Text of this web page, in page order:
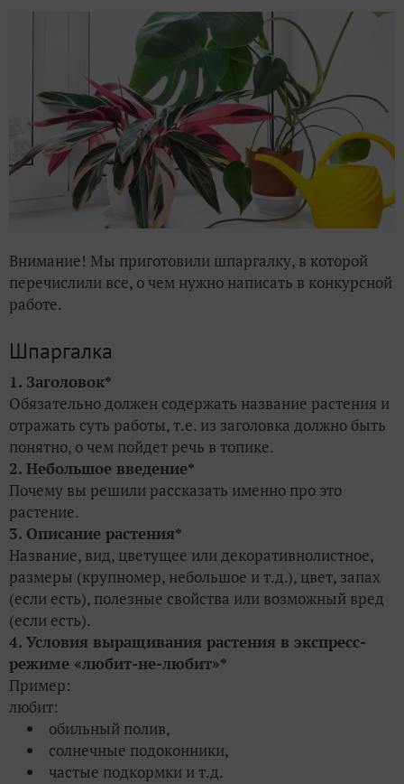
Внимание! Мы приготовили шпаргалку, в которой
перечислили все, о чем нужно написать в конкурсной
работе.
Шпаргалка
1. Заголовок*
Обязательно должен содержать название растения и
отражать суть работы, т.е. из заголовка должно быть
понятно, о чем пойдет речь в топике.
2. Небольшое введение*
Почему вы решили рассказать именно про это
растение.
3. Описание растения*
Название, вид, цветущее или декоративнолистное,
размеры (крупномер, небольшое и т.д.), цвет, запах
(если есть), полезные свойства или возможный вред
(если есть).
4. Условия выращивания растения в экспресс-
режиме «любит-не-любит»*
Пример:
любит:
обильный полив,
солнечные подоконники,
частые подкормки и т.д.